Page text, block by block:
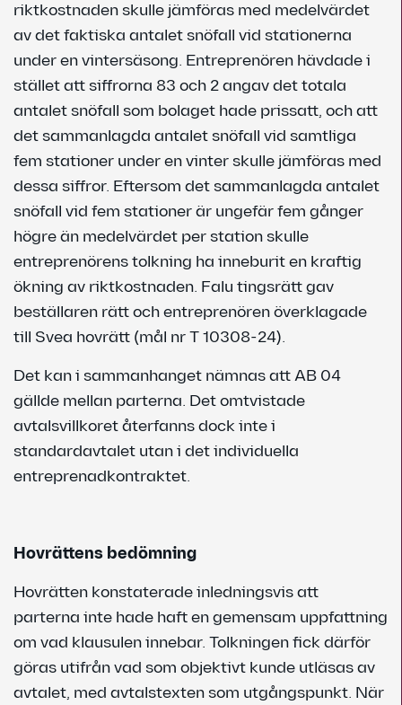
riktkostnaden skulle jämföras med medelvärdet
av det faktiska antalet snöfall vid stationerna
under en vintersäsong. Entreprenören hävdade i
stället att siffrorna 83 och 2 angav det totala
antalet snöfall som bolaget hade prissatt, och att
det sammanlagda antalet snöfall vid samtliga
fem stationer under en vinter skulle jämföras med
dessa siffror. Eftersom det sammanlagda antalet
snöfall vid fem stationer är ungefär fem gånger
högre än medelvärdet per station skulle
entreprenörens tolkning ha inneburit en kraftig
ökning av riktkostnaden. Falu tingsrätt gav
beställaren rätt och entreprenören överklagade
till Svea hovrätt (mål nr T 10308-24).
Det kan i sammanhanget nämnas att AB 04
gällde mellan parterna. Det omtvistade
avtalsvillkoret återfanns dock inte i
standardavtalet utan i det individuella
entreprenadkontraktet.
Hovrättens bedömning
Hovrätten konstaterade inledningsvis att
parterna inte hade haft en gemensam uppfattning
om vad klausulen innebar. Tolkningen fick därför
göras utifrån vad som objektivt kunde utläsas av
avtalet, med avtalstexten som utgångspunkt. När